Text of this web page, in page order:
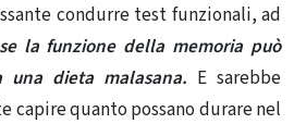
condurre test funzionali, ad
la funzione della memoria può
una dieta malasana. E sarebbe
capire quanto possano durare nel